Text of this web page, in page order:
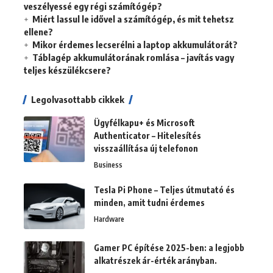
veszélyessé egy régi számítógép?
Miért lassul le idővel a számítógép, és mit tehetsz
ellene?
Mikor érdemes lecserélni a laptop akkumulátorát?
Táblagép akkumulátorának romlása – javítás vagy
teljes készülékcsere?
Legolvasottabb cikkek
Ügyfélkapu+ és Microsoft
Authenticator – Hitelesítés
visszaállítása új telefonon
Business
Tesla Pi Phone – Teljes útmutató és
minden, amit tudni érdemes
Hardware
Gamer PC építése 2025-ben: a legjobb
alkatrészek ár-érték arányban.